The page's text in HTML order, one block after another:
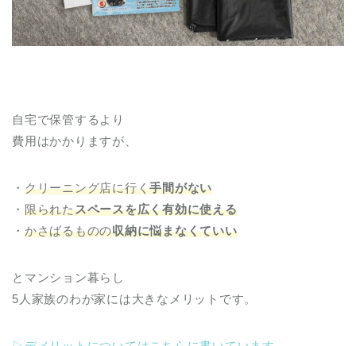
自宅で保管するより
費用はかかりますが、
・ クリーニング店に行く手間がない
・ 限られたスペースを広く有効に使える
・ かさばるものの収納に悩まなくていい
とマンション暮らし
5人家族のわが家には大きなメリットです。